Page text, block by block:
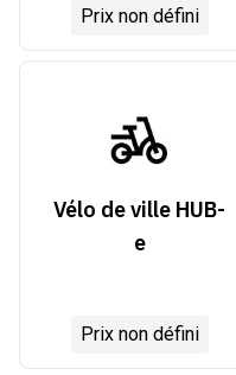
Prix non défini
Vélo de ville HUB-
e
Prix non défini